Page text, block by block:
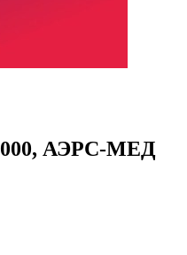
000, АЭРС-МЕД